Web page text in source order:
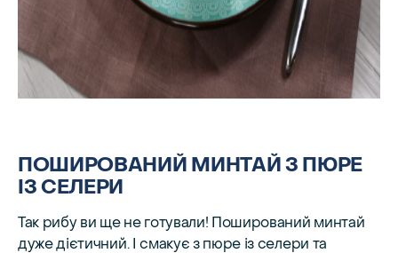
ПОШИРОВАНИЙ МИНТАЙ З ПЮРЕ
ІЗ СЕЛЕРИ
Так рибу ви ще не готували! Поширований минтай
дуже дієтичний. І смакує з пюре із селери та